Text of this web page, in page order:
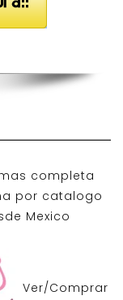
completa
por catalogo
Mexico
Ver/Comprar